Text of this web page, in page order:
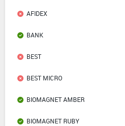
AFIDEX
BANK
BEST
BEST MICRO
BIOMAGNET AMBER
BIOMAGNET RUBY